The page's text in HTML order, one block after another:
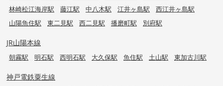
林崎松江海岸駅
藤江駅 中八木駅 江井ヶ島駅
西江井ヶ島駅
山陽魚住駅
東二見駅 西二見駅 播磨町駅 別府駅
JR山陽本線
朝霧駅 明石駅 西明石駅 大久保駅 魚住駅 土山駅 東加古川駅
神戸電鉄粟生線